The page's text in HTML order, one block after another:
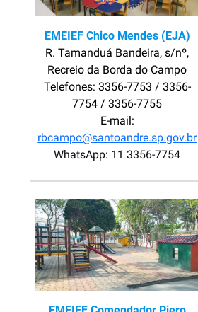
EMEIEF Chico Mendes (EJA)
R. Tamanduá Bandeira, s/nº,
Recreio da Borda do Campo
Telefones: 3356-7753 / 3356-
7754 / 3356-7755
E-mail:
rbcampo@santoandre.sp.gov.br
WhatsApp: 11 3356-7754